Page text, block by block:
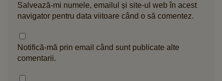
Salvează-mi numele, emailul și site-ul web în acest
navigator pentru data viitoare când o să comentez.
Notifică-mă prin email când sunt publicate alte
comentarii.